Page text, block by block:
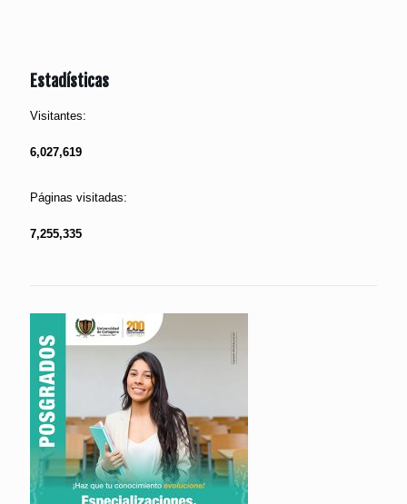
Estadísticas
Visitantes:
6,027,619
Páginas visitadas:
7,255,335